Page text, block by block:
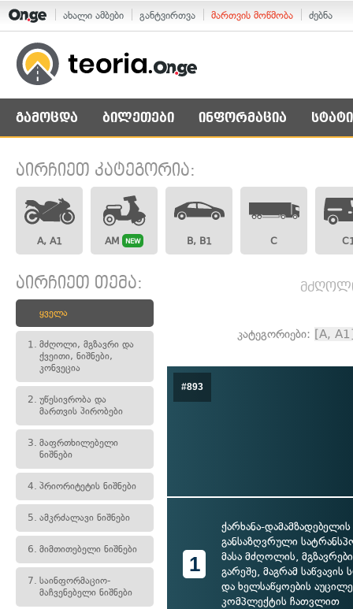
ახალი ამბები განტვირთვა მართვის მოწმობა ძებნა
გამოცდა ბილეთები ინფორმაცია
აირჩიეთ კატეგორია:
A, A1 AM NEW B, B1 C
აირჩიეთ თემა:
ყველა
1. მძღოლი, მგზავრი და
ქვეითი, ნიშნები,
კონვეცია
2. უწესივრობა და
მართვის პირობები
3. მაფრთხილებელი
ნიშნები
4. პრიორიტეტის ნიშნები
5. ამკრძალავი ნიშნები
6. მიმთითებელი ნიშნები
7. საინფორმაციო-
მაჩვენებელი ნიშნები
კატეგორიები: [A,
#893
1
ქარხანა-
განსაზღვრული
მასა მძღოლის,
გარეშე, მაგრამ საწვავის
და ხელსაწყოების
კომპლექტის ჩათვლით